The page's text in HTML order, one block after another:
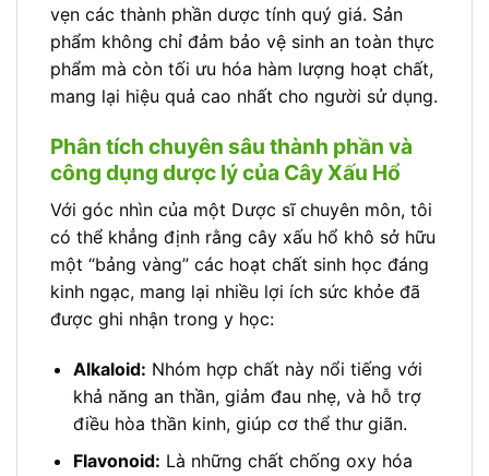
vẹn các thành phần dược tính quý giá. Sản
phẩm không chỉ đảm bảo vệ sinh an toàn thực
phẩm mà còn tối ưu hóa hàm lượng hoạt chất,
mang lại hiệu quả cao nhất cho người sử dụng.
Phân tích chuyên sâu thành phần và
công dụng dược lý của Cây Xấu Hổ
Với góc nhìn của một Dược sĩ chuyên môn, tôi
có thể khẳng định rằng cây xấu hổ khô sở hữu
một “bảng vàng” các hoạt chất sinh học đáng
kinh ngạc, mang lại nhiều lợi ích sức khỏe đã
được ghi nhận trong y học:
Alkaloid: Nhóm hợp chất này nổi tiếng với
khả năng an thần, giảm đau nhẹ, và hỗ trợ
điều hòa thần kinh, giúp cơ thể thư giãn.
Flavonoid: Là những chất chống oxy hóa